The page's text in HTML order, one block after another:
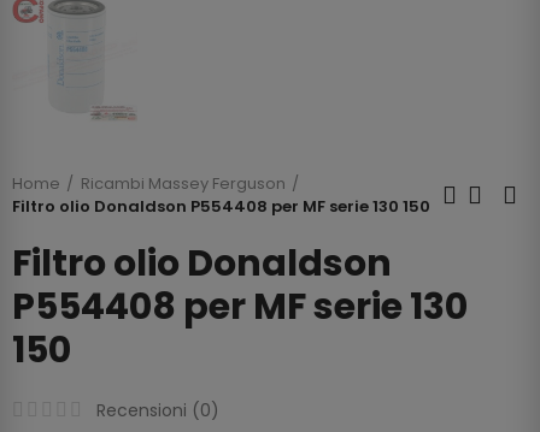
Home
Ricambi Massey Ferguson
Filtro olio Donaldson P554408 per MF serie 130 150
Filtro olio Donaldson
P554408 per MF serie 130
150
Recensioni (0)